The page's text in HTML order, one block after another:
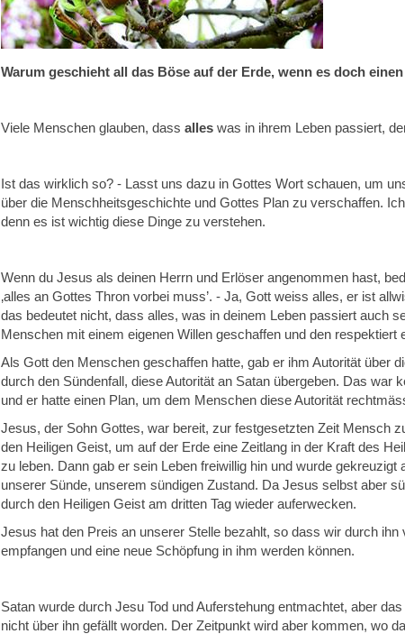
Warum geschieht all das Böse auf der Erde, wenn es doch
Viele Menschen glauben, dass alles was in ihrem Leben passiert,
Ist das wirklich so? - Lasst uns dazu in Gottes Wort schauen, um
über die Menschheitsgeschichte und Gottes Plan zu verschaffen.
denn es ist wichtig diese Dinge zu verstehen.
Wenn du Jesus als deinen Herrn und Erlöser angenommen hast,
‚alles an Gottes Thron vorbei muss’. - Ja, Gott weiss alles, er ist
das bedeutet nicht, dass alles, was in deinem Leben passiert auch
Menschen mit einem eigenen Willen geschaffen und den respektiert
Als Gott den Menschen geschaffen hatte, gab er ihm Autorität über
durch den Sündenfall, diese Autorität an Satan übergeben. Das war
und er hatte einen Plan, um dem Menschen diese Autorität
Jesus, der Sohn Gottes, war bereit, zur festgesetzten Zeit Mensch
den Heiligen Geist, um auf der Erde eine Zeitlang in der Kraft des
zu leben. Dann gab er sein Leben freiwillig hin und wurde gekreuzigt
unserer Sünde, unserem sündigen Zustand. Da Jesus selbst aber
durch den Heiligen Geist am dritten Tag wieder auferwecken.
Jesus hat den Preis an unserer Stelle bezahlt, so dass wir durch ihn
empfangen und eine neue Schöpfung in ihm werden können.
Satan wurde durch Jesu Tod und Auferstehung entmachtet, aber
nicht über ihn gefällt worden. Der Zeitpunkt wird aber kommen, wo